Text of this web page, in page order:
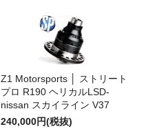
Z1 Motorsports │ ストリート
プロ R190 ヘリカルLSD-
nissan スカイライン V37
240,000円(税抜)